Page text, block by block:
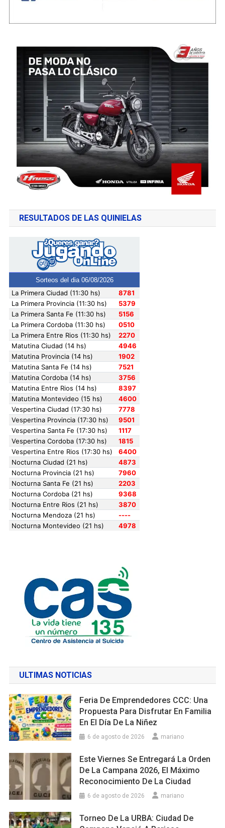
RESULTADOS DE LAS QUINIELAS
ULTIMAS NOTICIAS
Feria De Emprendedores CCC: Una
Propuesta Para Disfrutar En Familia
En El Día De La Niñez
6 de agosto de 2026 mariano
Este Viernes Se Entregará La Orden
De La Campana 2026, El Máximo
Reconocimiento De La Ciudad
6 de agosto de 2026 mariano
Torneo De La URBA: Ciudad De